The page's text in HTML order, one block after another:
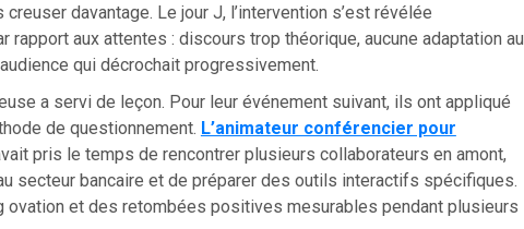
davantage. Le jour J, l’intervention s’est révélée
rapport aux attentes : discours trop théorique, aucune adaptation au
qui décrochait progressivement.
a servi de leçon. Pour leur événement suivant, ils ont appliqué
de questionnement. L’animateur conférencier pour
pris le temps de rencontrer plusieurs collaborateurs en amont,
secteur bancaire et de préparer des outils interactifs spécifiques.
ovation et des retombées positives mesurables pendant plusieurs